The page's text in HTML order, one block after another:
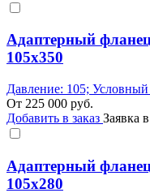
Адаптерный
105x350
Давление: 105; Условный
От 225 000 руб.
Добавить в заказ Заявка
Адаптерный
105x280